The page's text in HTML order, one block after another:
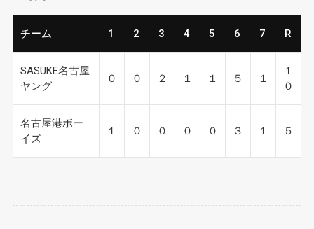
チーム 1 2 3 4 5 6 7 R
SASUKE名古屋
ヤング
０ ０ ２ １ １ ５ １
１
０
名古屋港ボー
イズ
１ ０ ０ ０ ０ ３ １ ５